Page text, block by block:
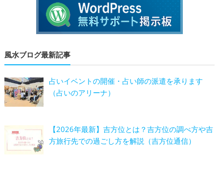
風水ブログ最新記事
占いイベントの開催・占い師の派遣を承ります
（占いのアリーナ）
【2026年最新】吉方位とは？吉方位の調べ方や吉
方旅行先での過ごし方を解説（吉方位通信）